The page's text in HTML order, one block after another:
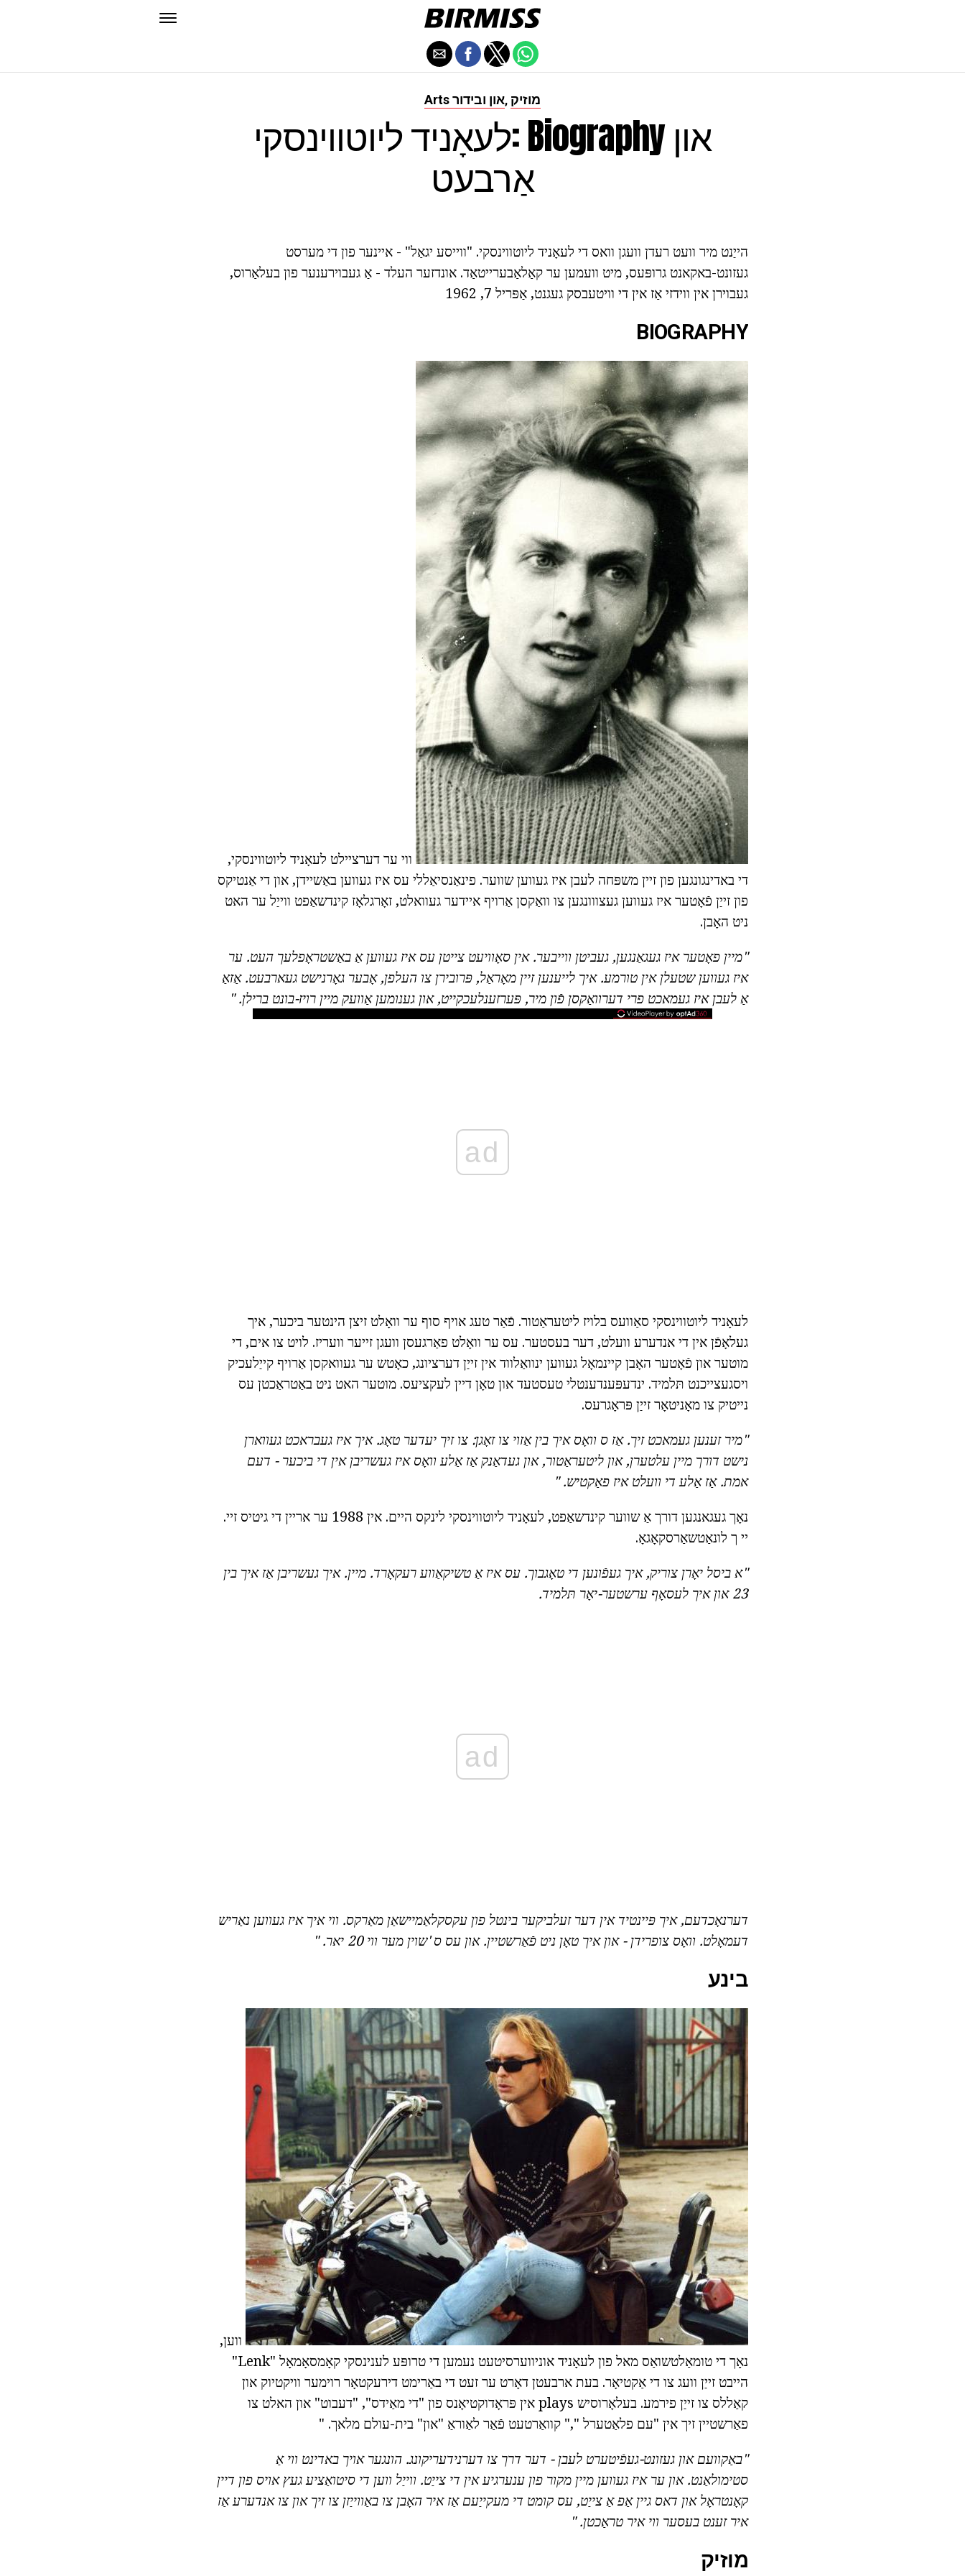
Arts און ובידור, מוזיק
לעאָניד ליוטווינסקי: Biography און
אַרבעט
הייַנט מיר וועט רעדן וועגן וואס די לעאָניד ליוטווינסקי. "ווייסע יגאַל" - איינער פון די מערסט
געזונט-באקאנט גרופּעס, מיט וועמען ער קאַלאַבערייטאַד. אונדזער העלד - אַ געבוירענער פון בעלאַרוס,
געבוירן אין ווידזי אַז אין די וויטעבסק געגנט, אַפּריל 7, 1962
BIOGRAPHY
ווי ער דערציילט לעאָניד ליוטווינסקי,
די באדינגונגען פון זיין משפּחה לעבן איז געווען שווער. פינאַנסיאַללי עס איז געווען באַשיידן, און די אַנטיקס
פון זייַן פֿאָטער איז געווען געצווונגען צו וואַקסן אַרויף איידער געוואלט, זאָרגלאָז קינדשאַפט ווייַל ער האט
ניט האָבן.
"מיין פאָטער איז געגאַנגען, געביטן ווייבער. אין סאָוויעט צייטן עס איז געווען אַ באַשטראָפלעך העט. ער
איז געווען שטעלן אין טורמע. איך לייענען זיין מאָראַל, פּרובירן צו העלפן, אָבער גאָרנישט געארבעט. אַזאַ
אַ לעבן איז געמאכט פרי דערוואַקסן פֿון מיר, פּערזענלעכקייט, און גענומען אַוועק מיין רויז-בונט ברילן. "
ad
לעאָניד ליוטווינסקי סאַוועס בלויז ליטעראַטור. פֿאַר טעג אויף סוף ער וואָלט זיצן הינטער ביכער, איך
געלאָפֿן אין די אנדערע וועלט, דער בעסטער. עס ער וואָלט פאַרגעסן וועגן זייער וועריז. לויט צו אים, די
מוטער און פֿאָטער האָבן קיינמאָל געווען ינוואַלווד אין זייַן דערציונג, כאָטש ער געוואקסן אַרויף קייַלעכיק
ויסגעצייכנט תּלמיד. ינדעפּענדענטלי טעסטעד און טאָן דיין לעקציעס. מוטער האט ניט באַטראַכטן עס
נייטיק צו מאָניטאָר זייַן פּראָגרעס.
"מיר זענען געמאכט זיך. אַז ס וואָס איך בין אַזוי צו זאָגן: צו זיך יעדער טאָג. איך איז געבראכט געווארן
נישט דורך מיין עלטערן, און ליטעראַטור, און געדאַנק אַז אַלע וואָס איז געשריבן אין די ביכער - דעם
אמת. אַז אַלע די וועלט איז פאַקטיש. "
נאָך געגאנגען דורך אַ שווער קינדשאַפט, לעאָניד ליוטווינסקי לינקס היים. אין 1988 ער אריין די גיטיס זיי.
יי ך לונאַטשאַרסקאָגאָ.
"א ביסל יאָרן צוריק, איך געפֿונען די טאָגבוך. עס איז אַ טשיקאַווע רעקאָרד. מיין. איך געשריבן אַז איך בין
23 און איך לעסאָף ערשטער-יאָר תּלמיד.
ad
דערנאָכדעם, איך פּיינטיד אין דער זעלביקער בינטל פון עקסקלאַמיישאַן מאַרקס. ווי איך איז געווען נאַריש
דעמאָלט. וואָס צופרידן - און איך טאָן ניט פֿאַרשטיין. און עס ס 'שוין מער ווי 20 יאר. "
בינע
ווען,
נאָך די טומאַלטשואַס מאל פון לעאָניד אוניווערסיטעט נעמען די טרופּע לענינסקי קאָמסאָמאָל "Lenk"
הייבט זייַן וועג צו די אַקטיאָר. בעת ארבעטן דאָרט ער זעט די באַרימט דירעקטאָר רוימער וויקטיוק און
קאַללס צו זייַן פירמע. בעלאָרוסיש plays אין פּראָדוקטיאָנס פון "די מאַידס", "דעבוט" און האלט צו
פאַרשטיין זיך אין "עם פלאַטערל "," קוואַרטעט פֿאַר לאַוראַ "און" בית-עולם מלאך. "
"באַקוועם און געזונט-געפֿיטערט לעבן - דער דרך צו דערנידעריקונג. הונגער אויך באדינט ווי אַ
סטימולאַנט. און ער איז געווען מיין מקור פון ענערגיע אין די צייַט. ווייַל ווען די סיטואַציע געץ אויס פון דיין
קאָנטראָל און דאס גיין אַפ אַ צייַט, עס קומט די מעקייַעם אַז איר האָבן צו באַווייַזן צו זיך און צו אנדערע אַז
איר זענט בעסער ווי איר טראַכטן. "
מוזיק